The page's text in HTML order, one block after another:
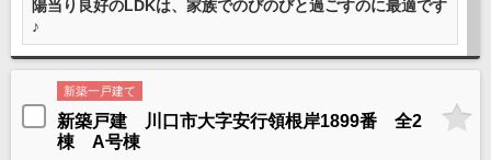
陽当り良好のLDKは、家族でのびのびと過ごすのに最適です
♪
新築一戸建て
新築戸建 川口市大字安行領根岸1899番 全2
棟 A号棟
沖縄全域エリア
沖縄全域エリアの新築一戸建
沖縄全域エリアの中古一戸建
沖縄全域エリアのマンション
沖縄全域エリアの土地